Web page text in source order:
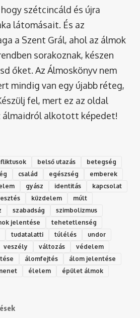
szétcincáld és újra
látomásait. És az
a Szent Grál, ahol az álmok
sorakoznak, készen
őket. Az Álmoskönyv nem
mindig van egy újabb réteg,
fel, mert ez az oldal
alkotott képedet!
belső utazás
betegség
család egészség
emberek
gyász identitás
kapcsolat
küzdelem
múlt
szabadság
szimbolizmus
jelentése
tehetetlenség
tudatalatti túlélés
undor
veszély változás
védelem
álomfejtés
álom jelentése
élelem
épület álmok